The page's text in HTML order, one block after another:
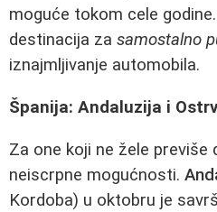
moguće tokom cele
destinacija za samostalno
iznajmljivanje automobila.
Španija: Andaluzija i
Za one koji ne žele previše
neiscrpne mogućnosti.
Kordoba) u oktobru je